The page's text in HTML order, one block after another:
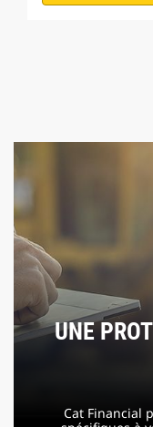
UNE
Cat Financial